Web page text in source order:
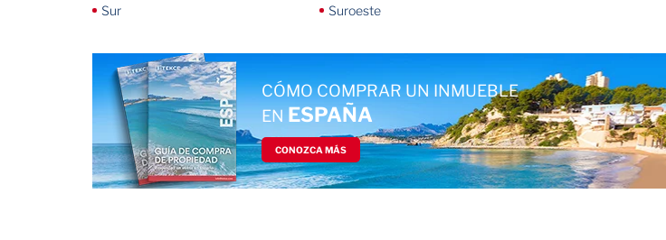
Sur Suroeste
CÓMO COMPRAR UN INMUEBLE
EN ESPAÑA
CONOZCA MÁS